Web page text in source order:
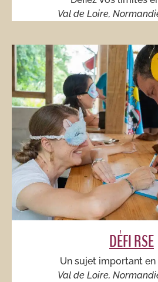
Val de Loire,
DÉFI RSE
Un sujet important
Val de Loire,